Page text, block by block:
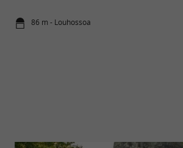
86 m - Louhossoa